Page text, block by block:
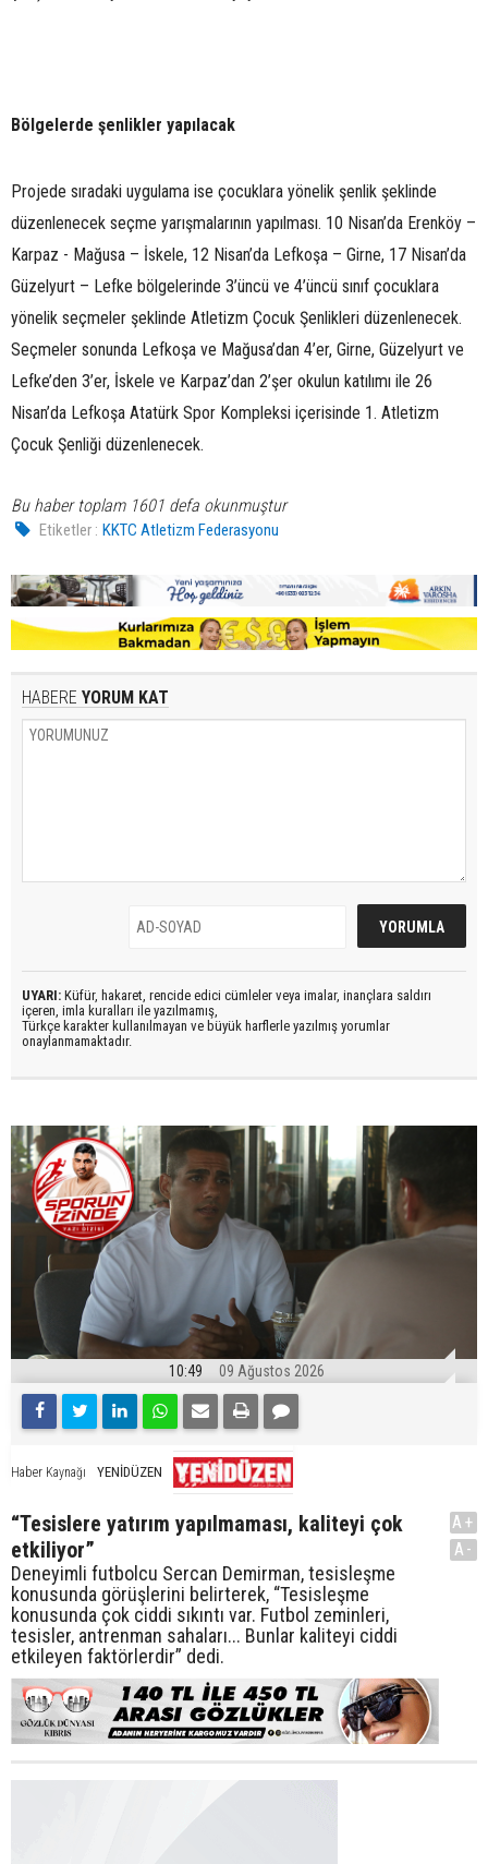
Bölgelerde şenlikler yapılacak
Projede sıradaki uygulama ise çocuklara yönelik şenlik şeklinde
düzenlenecek seçme yarışmalarının yapılması. 10 Nisan’da Erenköy –
Karpaz - Mağusa – İskele, 12 Nisan’da Lefkoşa – Girne, 17 Nisan’da
Güzelyurt – Lefke bölgelerinde 3’üncü ve 4’üncü sınıf çocuklara
yönelik seçmeler şeklinde Atletizm Çocuk Şenlikleri düzenlenecek.
Seçmeler sonunda Lefkoşa ve Mağusa’dan 4’er, Girne, Güzelyurt ve
Lefke’den 3’er, İskele ve Karpaz’dan 2’şer okulun katılımı ile 26
Nisan’da Lefkoşa Atatürk Spor Kompleksi içerisinde 1. Atletizm
Çocuk Şenliği düzenlenecek.
Bu haber toplam 1601 defa okunmuştur
Etiketler : KKTC Atletizm Federasyonu
HABERE YORUM KAT
UYARI: Küfür, hakaret, rencide edici cümleler veya imalar, inançlara saldırı
içeren, imla kuralları ile yazılmamış,
Türkçe karakter kullanılmayan ve büyük harflerle yazılmış yorumlar
onaylanmamaktadır.
10:49 09 Ağustos 2026
Haber Kaynağı YENİDÜZEN
“Tesislere yatırım yapılmaması, kaliteyi çok
etkiliyor”
Deneyimli futbolcu Sercan Demirman, tesisleşme
konusunda görüşlerini belirterek, “Tesisleşme
konusunda çok ciddi sıkıntı var. Futbol zeminleri,
tesisler, antrenman sahaları... Bunlar kaliteyi ciddi
etkileyen faktörlerdir” dedi.
A+
A-